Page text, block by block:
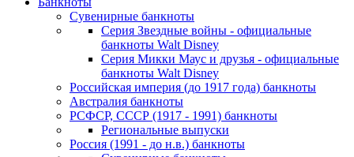
Сувенирные банкноты
Серия Звездные войны - официальные
банкноты Walt Disney
Серия Микки Маус и друзья - официальные
банкноты Walt Disney
Российская империя (до 1917 года) банкноты
Австралия банкноты
РСФСР, СССР (1917 - 1991) банкноты
Региональные выпуски
Россия (1991 - до н.в.) банкноты